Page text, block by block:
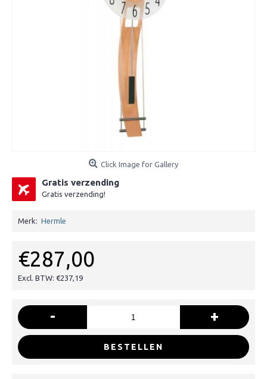
Click Image for Gallery
Gratis verzending
Gratis verzending!
Merk: Hermle
€287,00
Excl. BTW: €237,19
- +
BESTELLEN